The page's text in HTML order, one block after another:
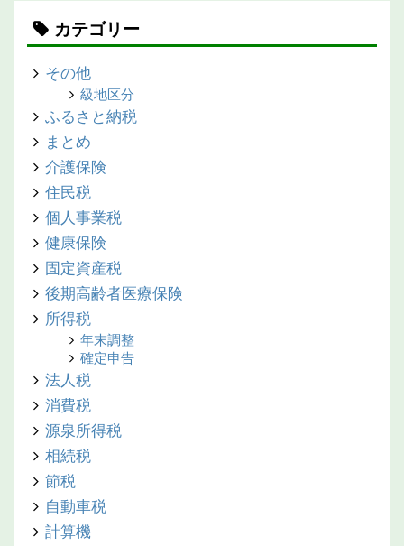
カテゴリー
その他
級地区分
ふるさと納税
まとめ
介護保険
住民税
個人事業税
健康保険
固定資産税
後期高齢者医療保険
所得税
年末調整
確定申告
法人税
消費税
源泉所得税
相続税
節税
自動車税
計算機